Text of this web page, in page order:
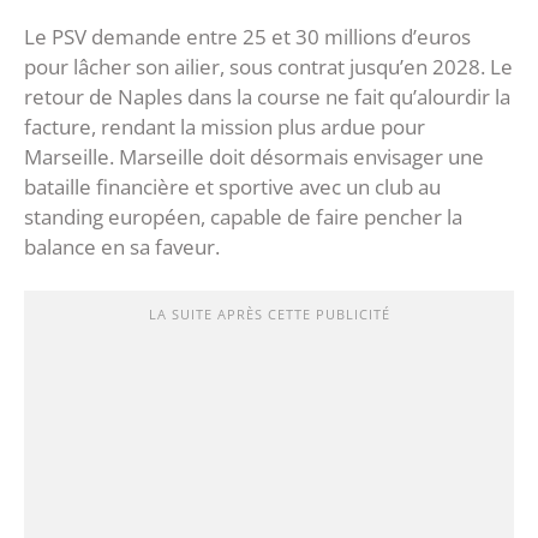
Le PSV demande entre 25 et 30 millions d’euros
pour lâcher son ailier, sous contrat jusqu’en 2028. Le
retour de Naples dans la course ne fait qu’alourdir la
facture, rendant la mission plus ardue pour
Marseille. Marseille doit désormais envisager une
bataille financière et sportive avec un club au
standing européen, capable de faire pencher la
balance en sa faveur.
LA SUITE APRÈS CETTE PUBLICITÉ